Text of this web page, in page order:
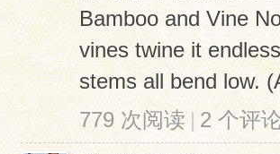
Bamboo and Vine
vines twine it
stems all bend low.
779 次阅读 | 2 个评